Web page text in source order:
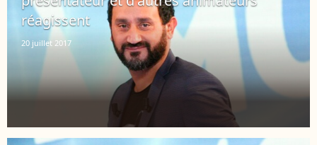
réagissent
20 juillet 2017